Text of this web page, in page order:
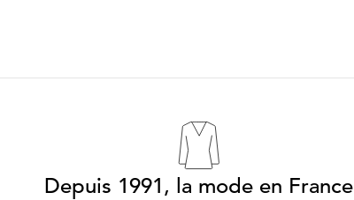
Depuis 1991, la mode en France